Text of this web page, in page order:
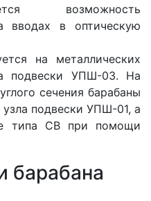
возможность
вводах в оптическую
на металлических
подвески УПШ-03. На
сечения барабаны
подвески УПШ-01, а
типа СВ при помощи
барабана